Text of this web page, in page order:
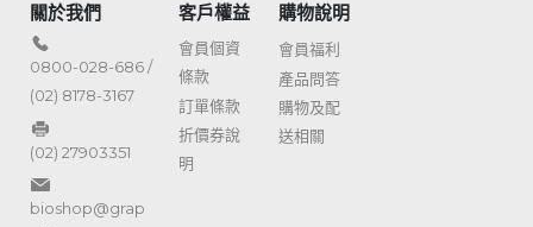
關於我們
0800-028-686 /
(02) 8178-3167
(02) 27903351
bioshop@grap
客戶權益
會員個資
條款
訂單條款
折價券說
明
購物說明
會員福利
產品問答
購物及配
送相關